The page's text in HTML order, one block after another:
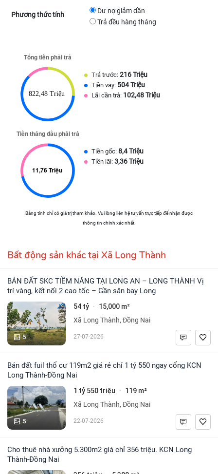
Phương thức tính
Dư nợ giảm dần
Trả đều hàng tháng
Trả trước: 216 Triệu
Tiền vay: 504 Triệu
Lãi cần trả: 102,48 Triệu
Tiền gốc: 8,4 Triệu
Tiền lãi: 3,36 Triệu
Bảng tính chỉ có giá trị tham khảo. Vui lòng liên hệ tư vấn trực tiếp để nhận được
thông tin chính xác nhất.
Bất động sản khác tại Xã Long Thành
BÁN ĐẤT SKC TIỀM NĂNG TẠI LONG AN – LONG THÀNH Vị
trí vàng, kết nối 2 cao tốc – Gần sân bay Long
5
54 tỷ · 15,000 m²
Xã Long Thành, Đồng Nai
27-07-2026
Bán đất fuil thổ cư 119m2 giá rẻ chỉ 1 tỷ 550 ngay cổng KCN
Long Thành-Đồng Nai
5
1 tỷ 550 triệu · 119 m²
Xã Long Thành, Đồng Nai
22-07-2026
Cho thuê nhà xưởng 5.300m2 giá chỉ 356 triệu. KCN Long
Thành-Đồng Nai